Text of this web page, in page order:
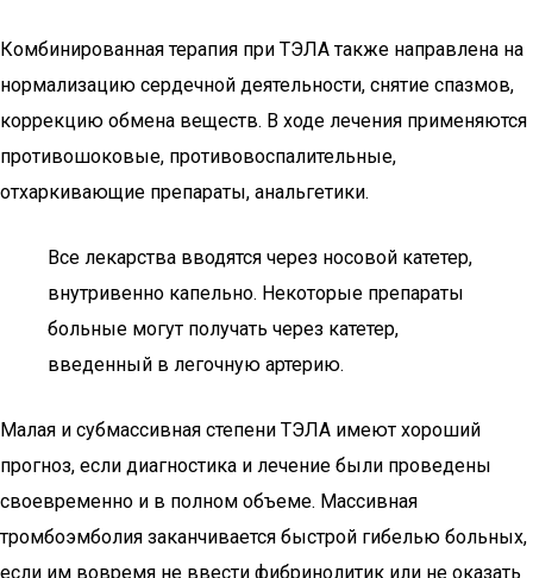
Комбинированная терапия при ТЭЛА также направлена на
нормализацию сердечной деятельности, снятие спазмов,
коррекцию обмена веществ. В ходе лечения применяются
противошоковые, противовоспалительные,
отхаркивающие препараты, анальгетики.
Все лекарства вводятся через носовой катетер,
внутривенно капельно. Некоторые препараты
больные могут получать через катетер,
введенный в легочную артерию.
Малая и субмассивная степени ТЭЛА имеют хороший
прогноз, если диагностика и лечение были проведены
своевременно и в полном объеме. Массивная
тромбоэмболия заканчивается быстрой гибелью больных,
если им вовремя не ввести фибринолитик или не оказать